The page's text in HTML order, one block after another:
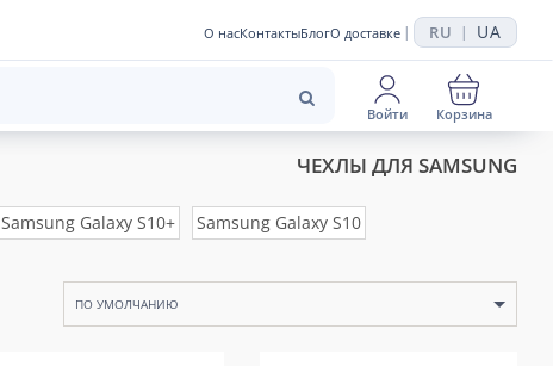
О насКонтактыБлогО доставке | RU | UA
Войти Корзина
ЧЕХЛЫ ДЛЯ SAMSUNG
Samsung Galaxy S10+ Samsung Galaxy S10
ПО УМОЛЧАНИЮ